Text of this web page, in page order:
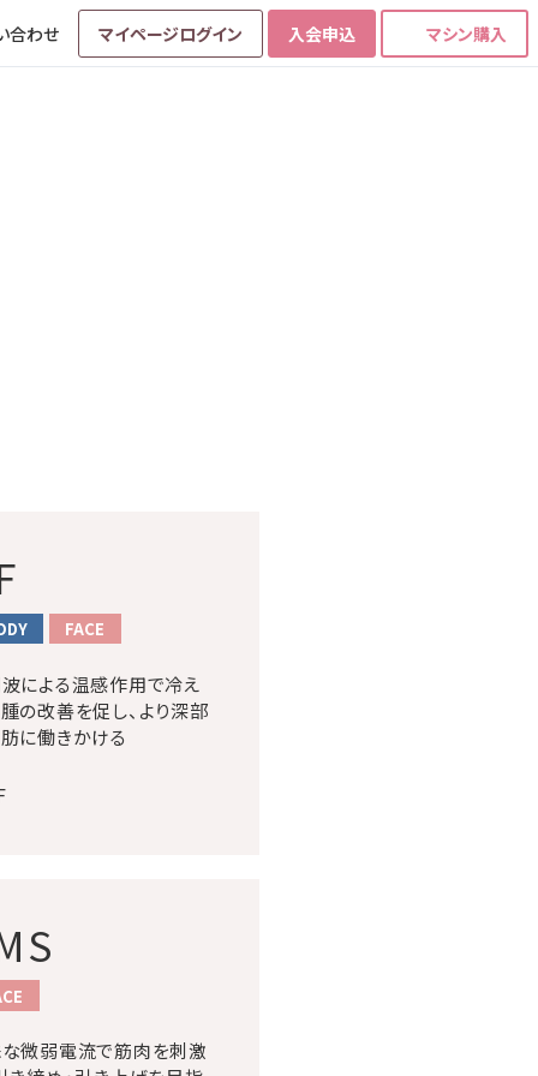
合わせ マイページログイン 入会申込 マシン購入
FACE
による温感作用で冷え
の改善を促し、より深部
に働きかける
微弱電流で筋肉を刺激